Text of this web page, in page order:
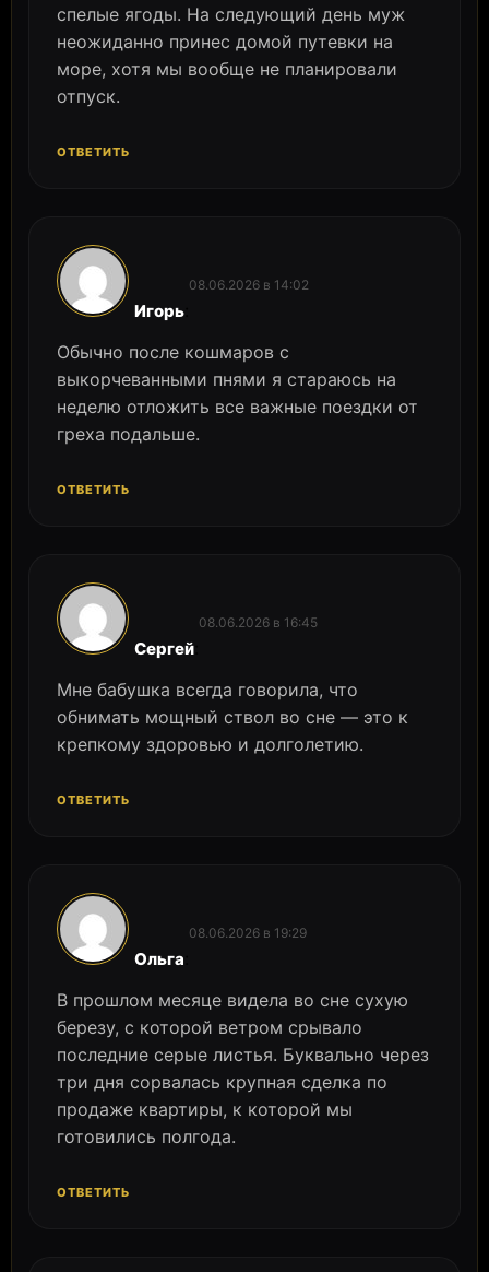
спелые ягоды. На следующий день муж
неожиданно принес домой путевки на
море, хотя мы вообще не планировали
отпуск.
ОТВЕТИТЬ
Игорь
08.06.2026 в 14:02
Обычно после кошмаров с
выкорчеванными пнями я стараюсь на
неделю отложить все важные поездки от
греха подальше.
ОТВЕТИТЬ
Сергей
08.06.2026 в 16:45
Мне бабушка всегда говорила, что
обнимать мощный ствол во сне — это к
крепкому здоровью и долголетию.
ОТВЕТИТЬ
Ольга
08.06.2026 в 19:29
В прошлом месяце видела во сне сухую
березу, с которой ветром срывало
последние серые листья. Буквально через
три дня сорвалась крупная сделка по
продаже квартиры, к которой мы
готовились полгода.
ОТВЕТИТЬ